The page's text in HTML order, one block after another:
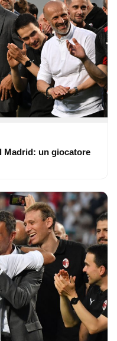
Madrid: un giocatore